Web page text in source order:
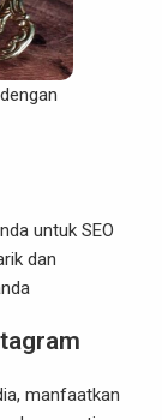
untuk SEO
dan
manfaatkan